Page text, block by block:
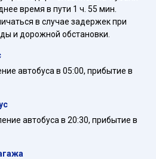
время в пути 1 ч. 55 мин.
в случае задержек при
и дорожной обстановки.
автобуса в 05:00, прибытие в
автобуса в 20:30, прибытие в